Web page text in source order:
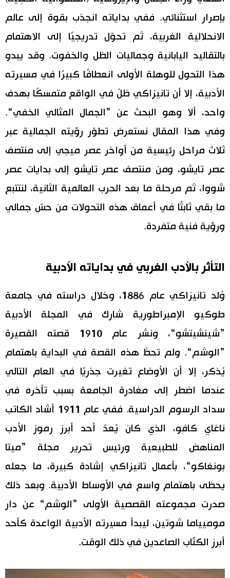
إعلان
بإصرار استثنائي. ففي بداياته انجذب بقوة إلى عالم
الانحلالية الغربية، ثم تحوّل تدريجيًا إلى الاهتمام
بالتقاليد اليابانية وجماليات الظل والخفوت. وقد يبدو
هذا التحول للوهلة الأولى انعطافًا كبيرًا في مسيرته
الأدبية، إلا أن تانيزاكي ظلّ في الواقع متمسكًا بهدف
واحد، ألا وهو البحث عن ”الجمال المثالي الخفي“.
وفي هذا المقال نستعرض تطوّر رؤيته الجمالية عبر
ثلاث مراحل رئيسية من أواخر عصر ميجي إلى منتصف
عصر تايشو، ومن منتصف عصر تايشو إلى بدايات عصر
شووا، ثم مرحلة ما بعد الحرب العالمية الثانية، لنتتبع
ما بقي ثابتًا في أعماق هذه التحولات من حسّ جمالي
ورؤية فنية متفردة.
التأثر بالأدب الغربي في بداياته الأدبية
وُلد تانيزاكي عام 1886، وخلال دراسته في جامعة
طوكيو الإمبراطورية شارك في المجلة الأدبية
”شينشيتشو“، ونشر عام 1910 قصته القصيرة
”الوشم“. ولم تحظَ هذه القصة في البداية باهتمام
يُذكر، إلا أن الأوضاع تغيرت جذريًا في العام التالي
عندما اضطر إلى مغادرة الجامعة بسبب تأخره في
سداد الرسوم الدراسية. ففي عام 1911 أشاد الكاتب
ناغاي كافو، الذي كان يُعدّ أحد أبرز رموز الأدب
المناهض للطبيعية ورئيس تحرير مجلة ”ميتا
بونغاكو“، بأعمال تانيزاكي إشادة كبيرة، ما جعله
يحظى باهتمام واسع في الأوساط الأدبية. وبعد ذلك
صدرت مجموعته القصصية الأولى ”الوشم“ عن دار
موميياما شوتين، ليبدأ مسيرته الأدبية الواعدة كأحد
أبرز الكتّاب الصاعدين في ذلك الوقت.